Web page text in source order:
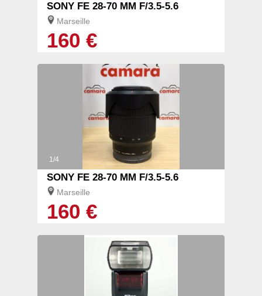
SONY FE 28-70 MM F/3.5-5.6
Marseille
160 €
1/4
SONY FE 28-70 MM F/3.5-5.6
Marseille
160 €